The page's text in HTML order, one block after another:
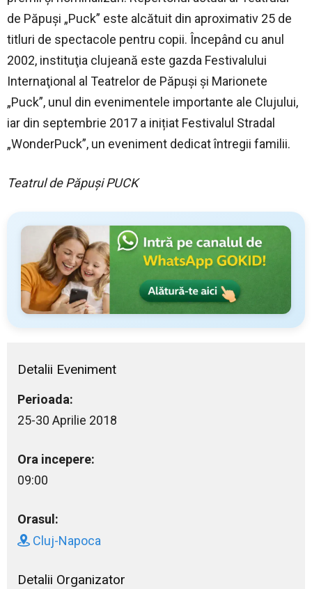
de Păpuşi „Puck” este alcătuit din aproximativ 25 de
titluri de spectacole pentru copii. Începând cu anul
2002, instituţia clujeană este gazda Festivalului
Internaţional al Teatrelor de Păpuşi şi Marionete
„Puck”, unul din evenimentele importante ale Clujului,
iar din septembrie 2017 a inițiat Festivalul Stradal
„WonderPuck”, un eveniment dedicat întregii familii.
Teatrul de Păpuși PUCK
Detalii Eveniment
Perioada:
25-30 Aprilie 2018
Ora incepere:
09:00
Orasul:
Cluj-Napoca
Detalii Organizator